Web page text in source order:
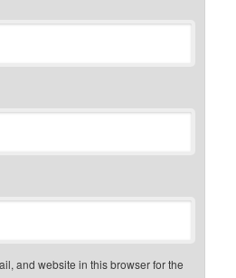
and website in this browser for the